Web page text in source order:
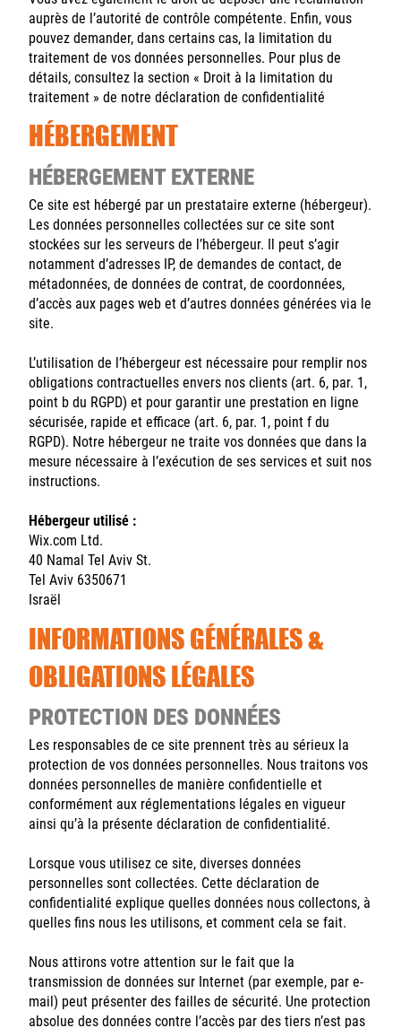
auprès de l’autorité de contrôle compétente. Enfin, vous
pouvez demander, dans certains cas, la limitation du
traitement de vos données personnelles. Pour plus de
détails, consultez la section « Droit à la limitation du
traitement » de notre déclaration de confidentialité
HÉBERGEMENT
HÉBERGEMENT EXTERNE
Ce site est hébergé par un prestataire externe (hébergeur).
Les données personnelles collectées sur ce site sont
stockées sur les serveurs de l’hébergeur. Il peut s’agir
notamment d’adresses IP, de demandes de contact, de
métadonnées, de données de contrat, de coordonnées,
d’accès aux pages web et d’autres données générées via le
site.
L’utilisation de l’hébergeur est nécessaire pour remplir nos
obligations contractuelles envers nos clients (art. 6, par. 1,
point b du RGPD) et pour garantir une prestation en ligne
sécurisée, rapide et efficace (art. 6, par. 1, point f du
RGPD). Notre hébergeur ne traite vos données que dans la
mesure nécessaire à l’exécution de ses services et suit nos
instructions.
Hébergeur utilisé :
Wix.com Ltd.
40 Namal Tel Aviv St.
Tel Aviv 6350671
Israël
INFORMATIONS GÉNÉRALES &
OBLIGATIONS LÉGALES
PROTECTION DES DONNÉES
Les responsables de ce site prennent très au sérieux la
protection de vos données personnelles. Nous traitons vos
données personnelles de manière confidentielle et
conformément aux réglementations légales en vigueur
ainsi qu’à la présente déclaration de confidentialité.
Lorsque vous utilisez ce site, diverses données
personnelles sont collectées. Cette déclaration de
confidentialité explique quelles données nous collectons, à
quelles fins nous les utilisons, et comment cela se fait.
Nous attirons votre attention sur le fait que la
transmission de données sur Internet (par exemple, par e-
mail) peut présenter des failles de sécurité. Une protection
absolue des données contre l’accès par des tiers n’est pas